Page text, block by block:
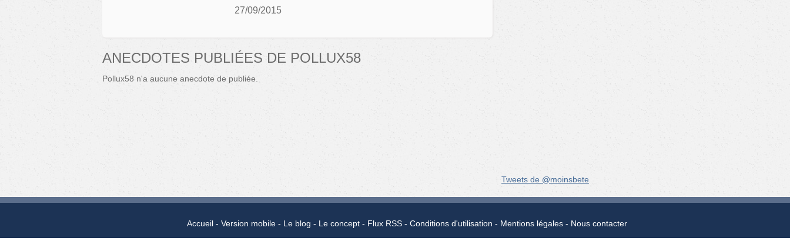
27/09/2015
ANECDOTES PUBLIÉES DE POLLUX58
Pollux58 n'a aucune anecdote de publiée.
Tweets de @moinsbete
Accueil Version mobile Le blog Le concept Flux RSS Conditions d'utilisation Mentions légales Nous contacter